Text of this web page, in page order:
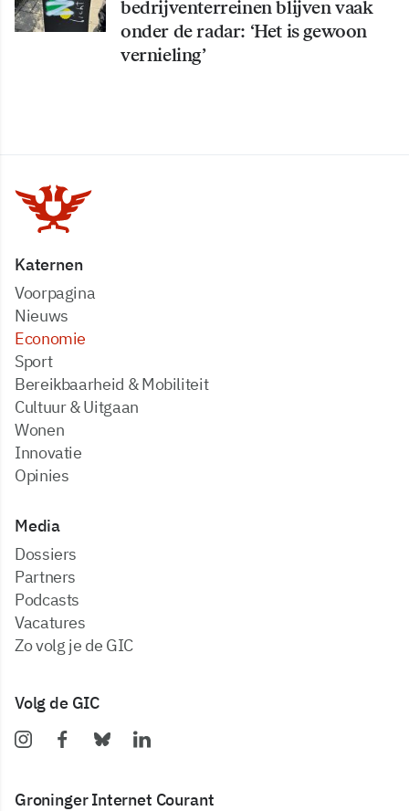
bedrijventerreinen blijven vaak
onder de radar: ‘Het is gewoon
vernieling’
Katernen
Voorpagina
Nieuws
Economie
Sport
Bereikbaarheid & Mobiliteit
Cultuur & Uitgaan
Wonen
Innovatie
Opinies
Media
dossiers
partners
podcasts
vacatures
zo volg je de GIC
Volg de GIC
Groninger Internet Courant